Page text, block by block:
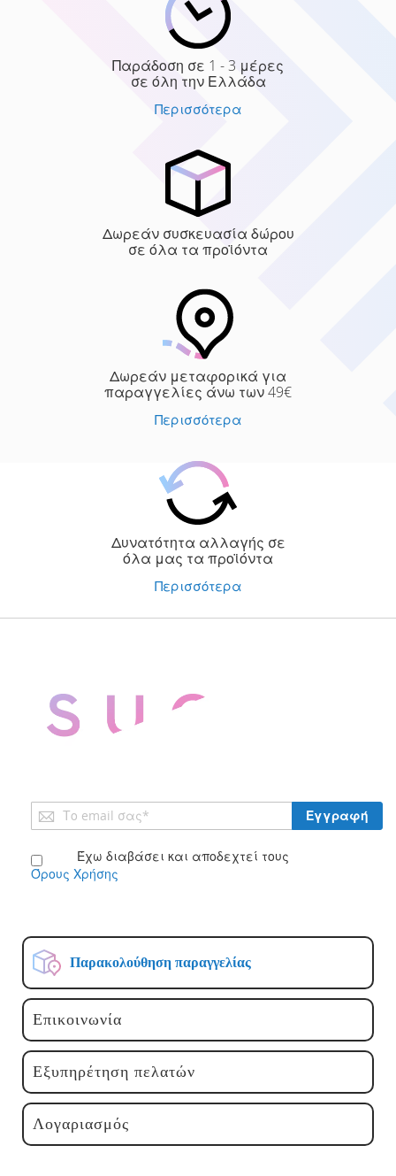
Παράδοση σε 1 - 3 μέρες
σε όλη την Ελλάδα
Περισσότερα
Δωρεάν συσκευασία δώρου
σε όλα τα προϊόντα
Δωρεάν μεταφορικά για
παραγγελίες άνω των 49€
Περισσότερα
Δυνατότητα αλλαγής σε
όλα μας τα προϊόντα
Περισσότερα
Παρακολούθηση παραγγελίας
Επικοινωνία
Εξυπηρέτηση πελατών
Λογαριασμός
Εγγραφή
στο
Δελτίο: Έχω διαβάσει και αποδεχτεί τους
Όρους Χρήσης
Εγγραφή